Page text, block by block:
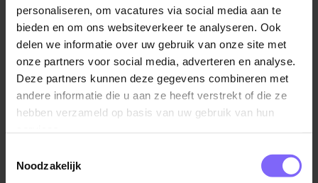
personaliseren, om vacatures via social media aan te
bieden en om ons websiteverkeer te analyseren. Ook
delen we informatie over uw gebruik van onze site met
onze partners voor social media, adverteren en analyse.
Deze partners kunnen deze gegevens combineren met
andere informatie die u aan ze heeft verstrekt of die ze
hebben verzameld op basis van uw gebruik van hun
Noodzakelijk
Vul hier je Skillsprofiel in
voor de ideale
vacaturematch!
Skillsprofiel